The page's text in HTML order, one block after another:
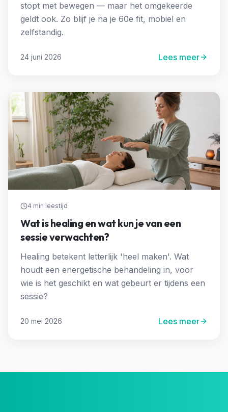
stopt met bewegen — maar het omgekeerde
geldt ook. Zo blijf je na je 60e fit, mobiel en
zelfstandig.
24 juni 2026 Lees meer
4 min leestijd
Wat is healing en wat kun je van een
sessie verwachten?
Healing betekent letterlijk 'heel maken'. Wat
houdt een energetische behandeling in, voor
wie is het geschikt en wat gebeurt er tijdens een
sessie?
20 mei 2026 Lees meer